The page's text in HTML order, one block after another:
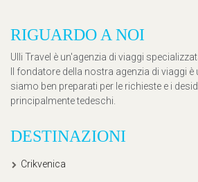
RIGUARDO A NOI
Ulli Travel è un'agenzia di viaggi
Il fondatore della nostra agenzia di viaggi
siamo ben preparati per le richieste e i
principalmente tedeschi.
DESTINAZIONI
Crikvenica